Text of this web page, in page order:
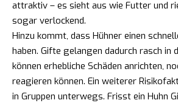
attraktiv – es sieht aus wie Futter und
sogar verlockend.
Hinzu kommt, dass Hühner einen
haben. Gifte gelangen dadurch rasch in
können erhebliche Schäden anrichten,
reagieren können. Ein weiterer
in Gruppen unterwegs. Frisst ein Huhn